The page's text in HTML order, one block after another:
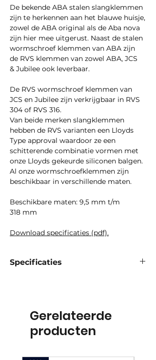
De bekende ABA stalen slangklemmen
zijn te herkennen aan het blauwe huisje,
zowel de ABA original als de Aba nova
zijn hier mee uitgerust. Naast de stalen
wormschroef klemmen van ABA zijn
de RVS klemmen van zowel ABA, JCS
& Jubilee ook leverbaar.
De RVS wormschroef klemmen van
JCS en Jubilee zijn verkrijgbaar in RVS
304 of RVS 316.
Van beide merken slangklemmen
hebben de RVS varianten een Lloyds
Type approval waardoor ze een
schitterende combinatie vormen met
onze Lloyds gekeurde siliconen balgen.
Al onze wormschroefklemmen zijn
beschikbaar in verschillende maten.
Beschikbare maten: 9,5 mm t/m
318 mm
Download specificaties (pdf).
Specificaties
productspecificaties
Bereik:9,5 -318 mm
Gerelateerde
producten